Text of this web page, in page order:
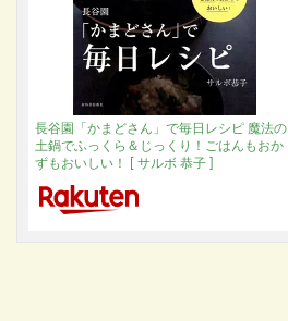
長谷園「かまどさん」で毎日レシピ 魔法の
土鍋でふっくら＆じっくり！ごはんもおか
ずもおいしい！ [ サルボ 恭子 ]